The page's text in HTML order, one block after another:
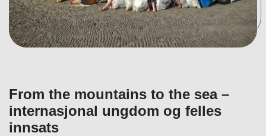
From the mountains to the sea –
internasjonal ungdom og felles
innsats